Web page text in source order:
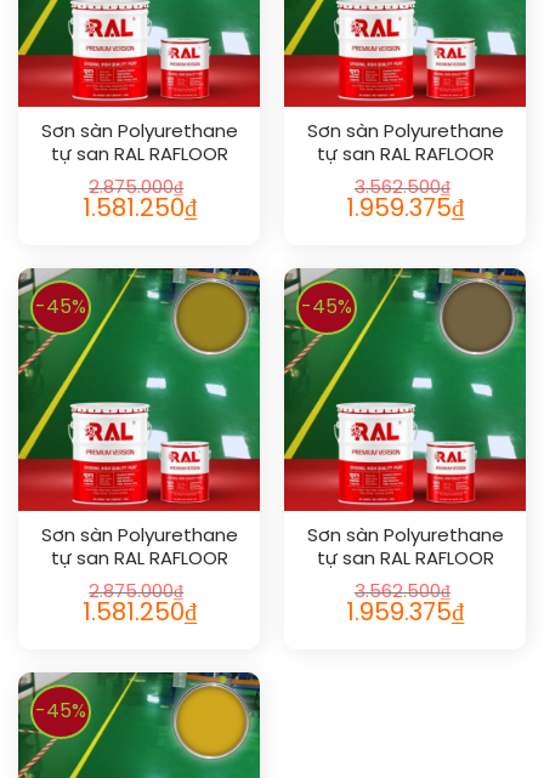
Sơn sàn Polyurethane
tự san RAL RAFLOOR
SHIELD SL 1013
2.875.000₫
1.581.250₫
Sơn sàn Polyurethane
tự san RAL RAFLOOR
SHIELD SL 1018
3.562.500₫
1.959.375₫
-45%
Sơn sàn Polyurethane
tự san RAL RAFLOOR
SHIELD SL 1027
2.875.000₫
1.581.250₫
-45%
Sơn sàn Polyurethane
tự san RAL RAFLOOR
SHIELD SL 1036
3.562.500₫
1.959.375₫
-45%